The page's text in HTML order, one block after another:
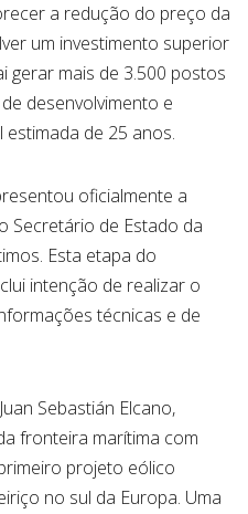
a redução do preço da
um investimento superior
gerar mais de 3.500 postos
desenvolvimento e
de 25 anos.
oficialmente a
Secretário de Estado da
Esta etapa do
intenção de realizar o
técnicas e de
Sebastián Elcano,
fronteira marítima com
projeto eólico
no sul da Europa. Uma